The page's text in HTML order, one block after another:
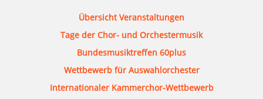
Übersicht Veranstaltungen
Tage der Chor- und Orchestermusik
Bundesmusiktreffen 60plus
Wettbewerb für Auswahlorchester
Internationaler Kammerchor-Wettbewerb